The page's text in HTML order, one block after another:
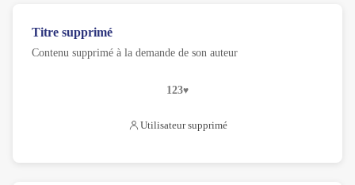
Titre supprimé
Contenu supprimé à la demande de son auteur
123
Utilisateur supprimé